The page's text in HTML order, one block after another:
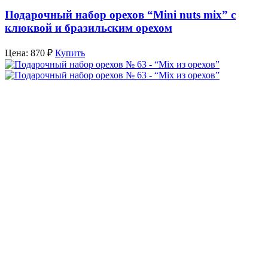
Подарочный набор орехов “Mini nuts mix” с
клюквой и бразильским орехом
Цена: 870 ₽ Купить